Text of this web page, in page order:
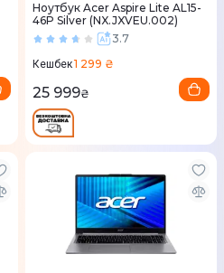
Ноутбук Acer Aspire Lite AL15-
46P Silver (NX.JXVEU.002)
3.7
Кешбек1 299 ₴
25 999₴